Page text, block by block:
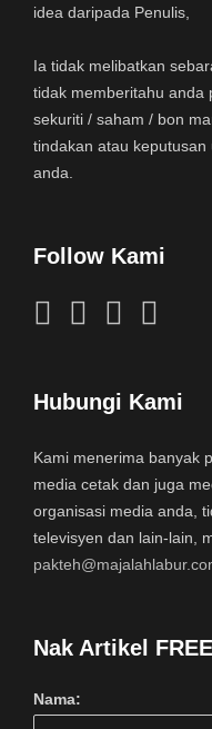
idea daripada Penulis,
Ia tidak melibatkan
tidak memberitahu anda
sekuriti / saham / bon
tindakan atau
anda.
Follow Kami
Hubungi Kami
Kami menerima banyak
media cetak dan juga
organisasi media anda,
televisyen dan lain-lain,
Nak Artikel
Nama: